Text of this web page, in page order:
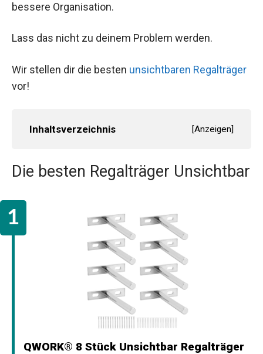
bessere Organisation.
Lass das nicht zu deinem Problem werden.
Wir stellen dir die besten unsichtbaren Regalträger
vor!
Inhaltsverzeichnis [Anzeigen]
Die besten Regalträger Unsichtbar
QWORK® 8 Stück Unsichtbar Regalträger